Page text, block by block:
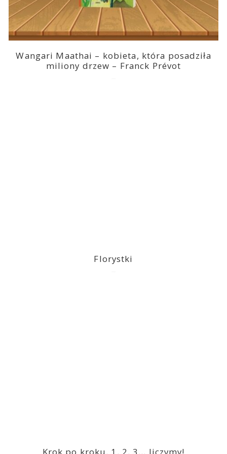
Wangari Maathai – kobieta, która posadziła
miliony drzew – Franck Prévot
Florystki